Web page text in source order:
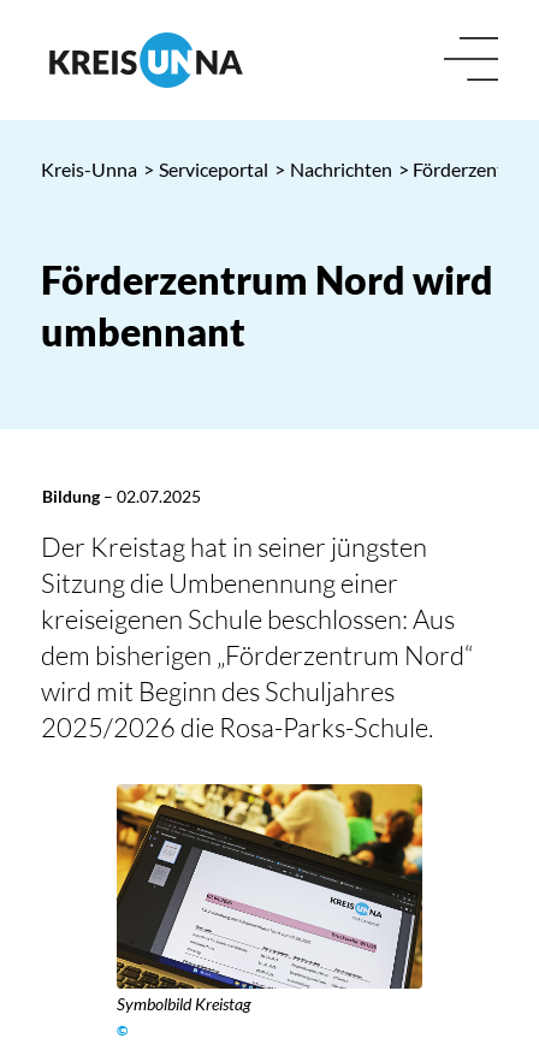
Kreis-Unna > Serviceportal > Nachrichten >
Förderzentrum Nord wird
umbennant
Bildung– 02.07.2025
Der Kreistag hat in seiner jüngsten
Sitzung die Umbenennung einer
kreiseigenen Schule beschlossen: Aus
dem bisherigen „Förderzentrum Nord“
wird mit Beginn des Schuljahres
2025/2026 die Rosa-Parks-Schule.
Symbolbild Kreistag
©